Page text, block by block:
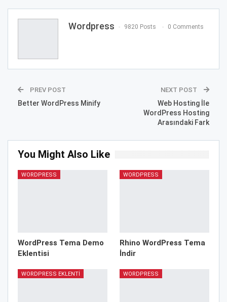
Wordpress 9820 Posts 0 Comments
PREV POST
Better WordPress Minify
NEXT POST
Web Hosting İle
WordPress Hosting
Arasındaki Fark
You Might Also Like
WORDPRESS
WordPress Tema Demo
Eklentisi
WORDPRESS
Rhino WordPress Tema
İndir
WORDPRESS EKLENTI WORDPRESS